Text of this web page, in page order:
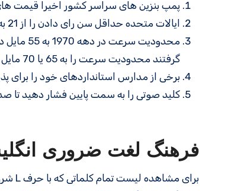
پمپ بنزین های سراسر کشور اخیرا قیمت
ایالات متحده حداقل سن رای دادن را از 21 به 18 در دهه 1970 کاهش داد.
گرفتند محدودیت سرعت را به 65 یا 70 مایل در ساعت برگردانند. (متضاد “lower” “raise” است.)
برخی از مدارس استانداردهای خود را برای
کلید صوتی را به سمت پایین فشار دهید تا
فرهنگ لغت ضروری
برای مشاهده لیست تمام کلماتی که با حرف L شروع می‌شوند، به صفحه